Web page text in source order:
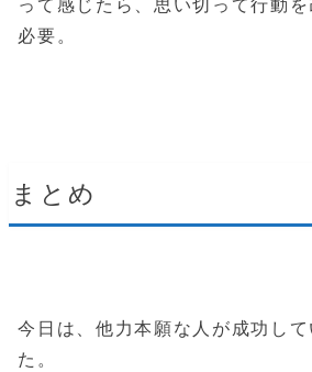
必要。
まとめ
今日は、他力本願な人が成功し
た。